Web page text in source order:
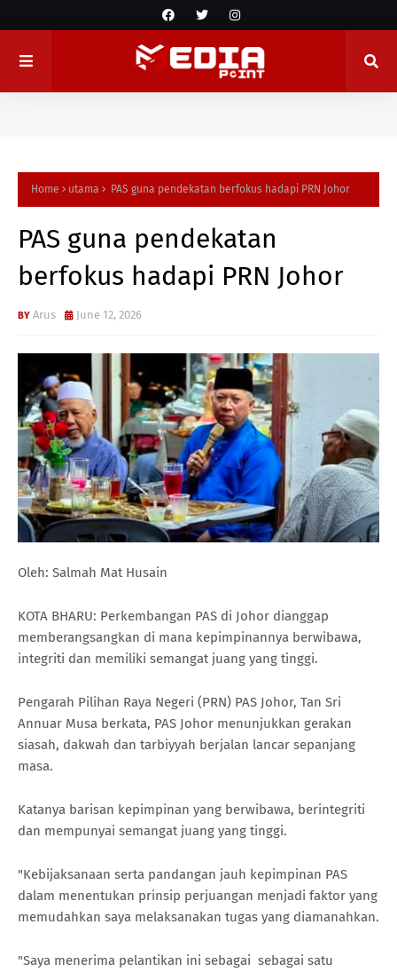
Home utama PAS guna pendekatan berfokus hadapi PRN Johor
PAS guna pendekatan
berfokus hadapi PRN Johor
Arus June 12, 2026
Oleh: Salmah Mat Husain
KOTA BHARU: Perkembangan PAS di Johor dianggap
memberangsangkan di mana kepimpinannya berwibawa,
integriti dan memiliki semangat juang yang tinggi.
Pengarah Pilihan Raya Negeri (PRN) PAS Johor, Tan Sri
Annuar Musa berkata, PAS Johor menunjukkan gerakan
siasah, dakwah dan tarbiyyah berjalan lancar sepanjang
masa.
Katanya barisan kepimpinan yang berwibawa, berintegriti
dan mempunyai semangat juang yang tinggi.
"Kebijaksanaan serta pandangan jauh kepimpinan PAS
dalam menentukan prinsip perjuangan menjadi faktor yang
memudahkan saya melaksanakan tugas yang diamanahkan.
"Saya menerima pelantikan ini sebagai sebagai satu